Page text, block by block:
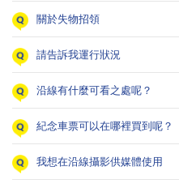
關於失物招領
請告訴我運行狀況
沿線有什麼可看之處呢？
紀念車票可以在哪裡買到呢？
我想在沿線攝影供媒體使用